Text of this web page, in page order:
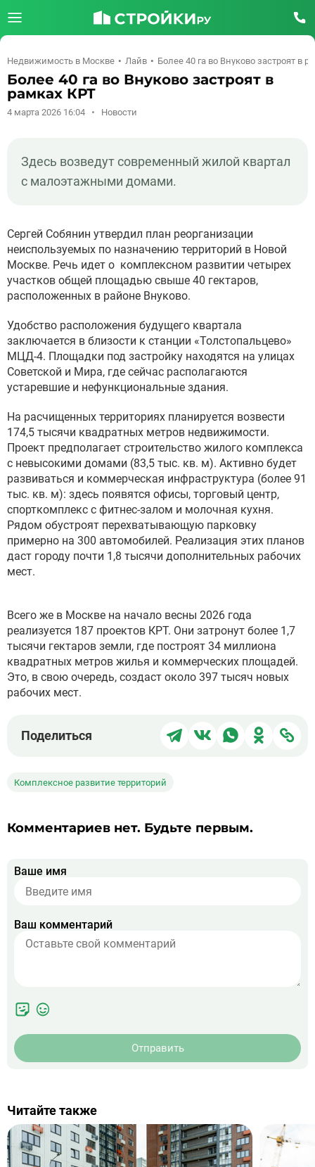
Недвижимость в Москве Лайв Более 40 га во Внуково застроят в
Более 40 га во Внуково застроят в
рамках КРТ
4 марта 2026 16:04 Новости
Здесь возведут современный жилой квартал
с малоэтажными домами.
Сергей Собянин утвердил план реорганизации
неиспользуемых по назначению территорий в Новой
Москве. Речь идет о комплексном развитии четырех
участков общей площадью свыше 40 гектаров,
расположенных в районе Внуково.
Удобство расположения будущего квартала
заключается в близости к станции «Толстопальцево»
МЦД-4. Площадки под застройку находятся на улицах
Советской и Мира, где сейчас располагаются
устаревшие и нефункциональные здания.
На расчищенных территориях планируется возвести
174,5 тысячи квадратных метров недвижимости.
Проект предполагает строительство жилого комплекса
с невысокими домами (83,5 тыс. кв. м). Активно будет
развиваться и коммерческая инфраструктура (более 91
тыс. кв. м): здесь появятся офисы, торговый центр,
спорткомплекс с фитнес-залом и молочная кухня.
Рядом обустроят перехватывающую парковку
примерно на 300 автомобилей. Реализация этих планов
даст городу почти 1,8 тысячи дополнительных рабочих
мест.
Всего же в Москве на начало весны 2026 года
реализуется 187 проектов КРТ. Они затронут более 1,7
тысячи гектаров земли, где построят 34 миллиона
квадратных метров жилья и коммерческих площадей.
Это, в свою очередь, создаст около 397 тысяч новых
рабочих мест.
Поделиться
Поделиться
Поделиться
в
Поделиться
Комплексное развитие территорий
Комментариев нет. Будьте первым.
Ваше имя
Ваш комментарий
Отправить
Читайте также